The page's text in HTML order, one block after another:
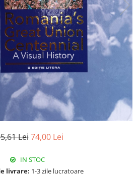
Lei 74,00 Lei
IN STOC
livrare: 1-3 zile lucratoare